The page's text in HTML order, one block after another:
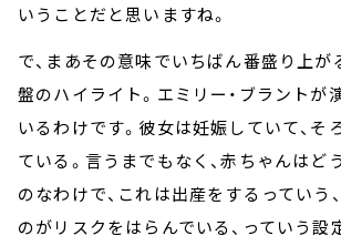
いうことだと思いますね。
で、まあその意味でいちばん番盛り上が
盤のハイライト。エミリー・ブラントが
いるわけです。彼女は妊娠していて、そ
ている。言うまでもなく、赤ちゃんはど
のなわけで、これは出産をするっていう
のがリスクをはらんでいる、っていう設